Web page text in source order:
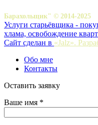
Барахольщик" © 2014-2025
Услуги старьёвщика -
хлама, освобождение
Сайт сделан в «Jalz».
Обо мне
Контакты
Оставить заявку
Ваше имя *